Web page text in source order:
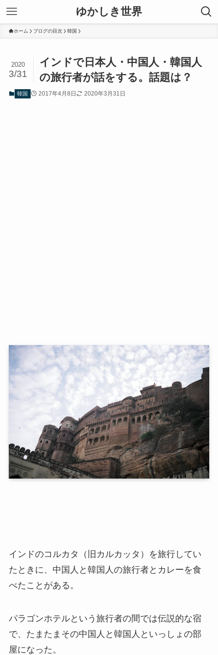
ゆかしき世界
ホーム ブログの目次 韓国
インドで日本人・中国人・韓国人
の旅行者が話をする。話題は？
2020
3/31
韓国 2017年4月8日 2020年3月31日
インドのコルカタ（旧カルカッタ）を旅行してい
たときに、中国人と韓国人の旅行者とカレーを食
べたことがある。
パラゴンホテルという旅行者の間では伝説的な宿
で、たまたまその中国人と韓国人といっしょの部
屋になった。